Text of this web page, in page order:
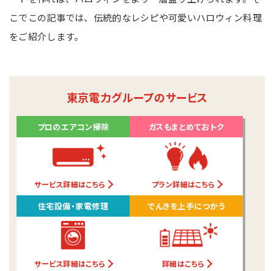
こでこの記事では、伝統的なレシピや可愛いハロウィン料理
をご紹介します。
東京電力グループのサービス
プロのエアコン掃除
サービス詳細はこちら
ガスもまとめておトク
プラン詳細はこちら
住宅設備・家電修理
サービス詳細はこちら
でんきを上手につかう
詳細はこちら